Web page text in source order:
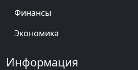
Финансы
Экономика
Информация